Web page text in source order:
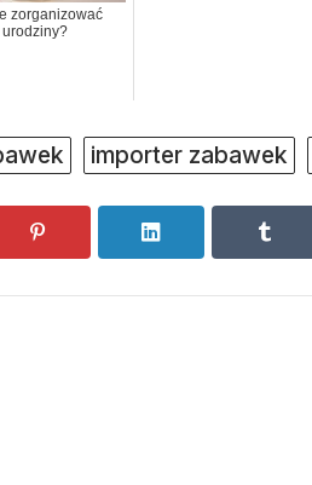
zorganizować
urodziny?
importer zabawek